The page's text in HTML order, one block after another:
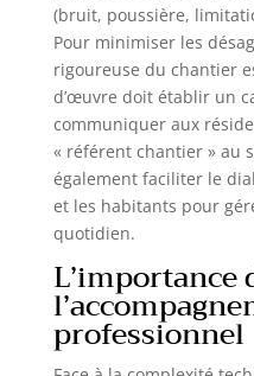
(bruit, poussière,
Pour minimiser les
rigoureuse du chantier
d’œuvre doit établir un
communiquer aux
« référent chantier » au
également faciliter le
et les habitants pour
quotidien.
L’importance
professionnel